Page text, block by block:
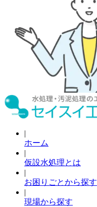
|
ホーム
|
仮設水処理とは
|
お困りごとから探す
|
現場から探す